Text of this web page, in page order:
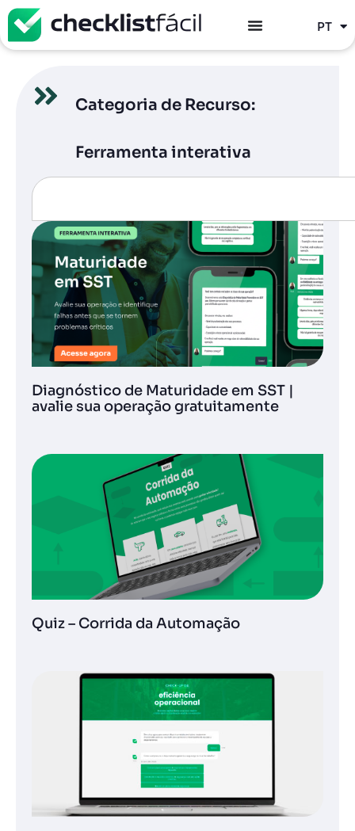
PT
EN
Categoria de Recurso:
Ferramenta interativa
Diagnóstico de Maturidade em SST |
avalie sua operação gratuitamente
Quiz – Corrida da Automação